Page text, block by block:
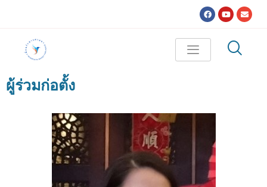
Facebook
Youtube
ผู้ร่วมก่อตั้ง